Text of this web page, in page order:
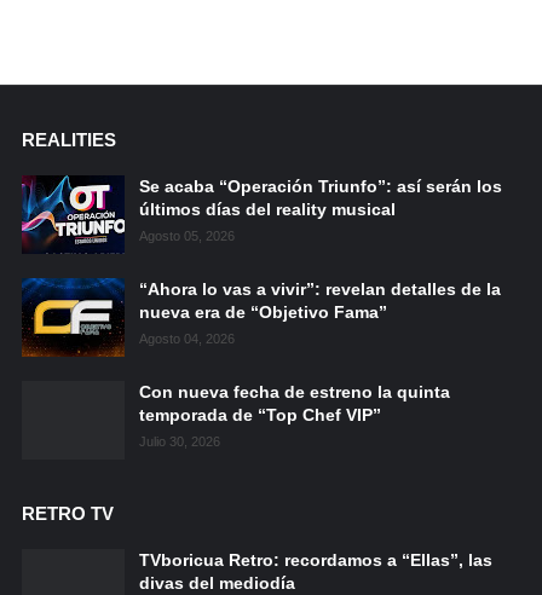
REALITIES
Se acaba “Operación Triunfo”: así serán los
últimos días del reality musical
Agosto 05, 2026
“Ahora lo vas a vivir”: revelan detalles de la
nueva era de “Objetivo Fama”
Agosto 04, 2026
Con nueva fecha de estreno la quinta
temporada de “Top Chef VIP”
Julio 30, 2026
RETRO TV
TVboricua Retro: recordamos a “Ellas”, las
divas del mediodía